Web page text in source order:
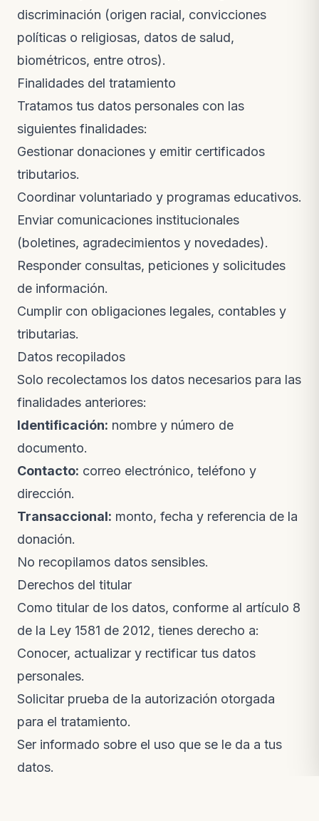
discriminación (origen racial, convicciones
políticas o religiosas, datos de salud,
biométricos, entre otros).
Finalidades del tratamiento
Tratamos tus datos personales con las
siguientes finalidades:
Gestionar donaciones y emitir certificados
tributarios.
Coordinar voluntariado y programas educativos.
Enviar comunicaciones institucionales
(boletines, agradecimientos y novedades).
Responder consultas, peticiones y solicitudes
de información.
Cumplir con obligaciones legales, contables y
tributarias.
Datos recopilados
Solo recolectamos los datos necesarios para las
finalidades anteriores:
Identificación: nombre y número de
documento.
Contacto: correo electrónico, teléfono y
dirección.
Transaccional: monto, fecha y referencia de la
donación.
No recopilamos datos sensibles.
Derechos del titular
Como titular de los datos, conforme al artículo 8
de la Ley 1581 de 2012, tienes derecho a:
Conocer, actualizar y rectificar tus datos
personales.
Solicitar prueba de la autorización otorgada
para el tratamiento.
Ser informado sobre el uso que se le da a tus
datos.